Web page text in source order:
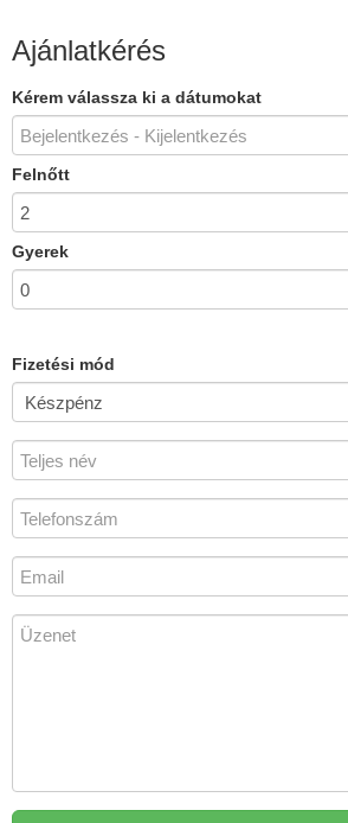
Ajánlatkérés
Kérem válassza ki a dátumokat
Felnőtt
Gyerek
Fizetési mód